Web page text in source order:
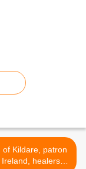
of Kildare, patron
healers,